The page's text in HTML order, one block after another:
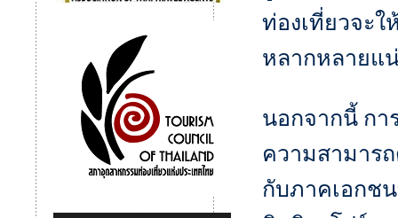
ท่องเที่ยวจะ
หลากหลายแ
นอกจากนี้ กา
ความสามาร
กับภาคเอกช